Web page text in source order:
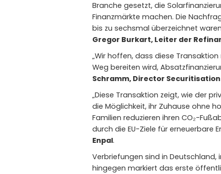
Branche gesetzt, die
Finanzmärkte machen. Die
bis zu sechsmal überzeichnet
Gregor Burkart, Leiter der
„Wir hoffen, dass diese
Weg bereiten wird,
Schramm, Director Securitisation
„Diese Transaktion zeigt, wie der
die Möglichkeit, ihr Zuhause ohne
Familien reduzieren ihren CO₂-
durch die EU-Ziele für erneuerbare
Enpal.
Verbriefungen sind in Deutschland,
hingegen markiert das erste